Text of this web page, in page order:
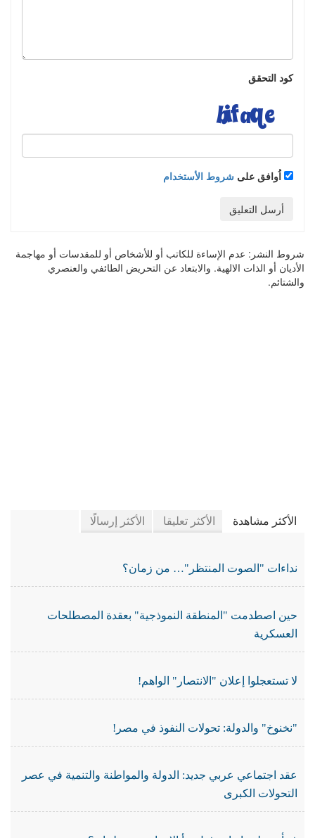
كود التحقق
اُوافق على شروط الأستخدام
أرسل التعليق
شروط النشر: عدم الإساءة للكاتب أو للأشخاص أو للمقدسات أو مهاجمة
الأديان أو الذات الالهية. والابتعاد عن التحريض الطائفي والعنصري
والشتائم.
الأكثر مشاهدة الأكثر تعليقا الأكثر إرسالًا
نداءات "الصوت المنتظر"… من زمان؟
حين اصطدمت "المنطقة النموذجية" بعقدة المصطلحات
العسكرية
لا تستعجلوا إعلان "الانتصار" الواهم!
"نخنوخ" والدولة: تحولات النفوذ في مصر!
عقد اجتماعي عربي جديد: الدولة والمواطنة والتنمية في عصر
التحولات الكبرى